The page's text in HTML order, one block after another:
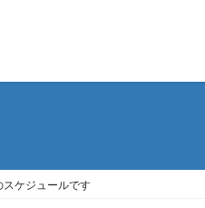
ケジュールです